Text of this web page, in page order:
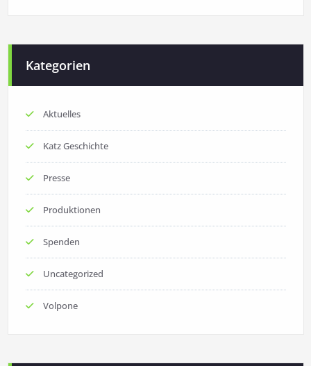
Kategorien
Aktuelles
Katz Geschichte
Presse
Produktionen
Spenden
Uncategorized
Volpone